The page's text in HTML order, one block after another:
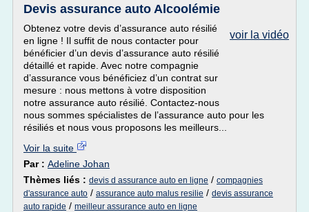
Devis assurance auto Alcoolémie
voir la vidéo
Obtenez votre devis d’assurance auto résilié
en ligne ! Il suffit de nous contacter pour
bénéficier d’un devis d’assurance auto résilié
détaillé et rapide. Avec notre compagnie
d’assurance vous bénéficiez d’un contrat sur
mesure : nous mettons à votre disposition
notre assurance auto résilié. Contactez-nous
nous sommes spécialistes de l’assurance auto pour les
résiliés et nous vous proposons les meilleurs...
Voir la suite
Par : Adeline Johan
Thèmes liés : devis d assurance auto en ligne / compagnies
d'assurance auto / assurance auto malus resilie / devis assurance
auto rapide / meilleur assurance auto en ligne